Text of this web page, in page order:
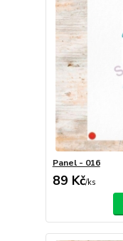
Panel - 016
89 Kč/ks